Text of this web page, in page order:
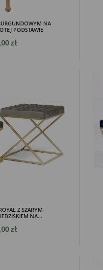
NA
PODSTAWIE
zł
Z SZARYM
NA...
zł